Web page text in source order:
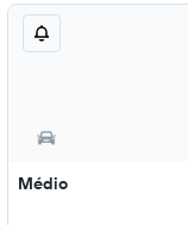
Médio